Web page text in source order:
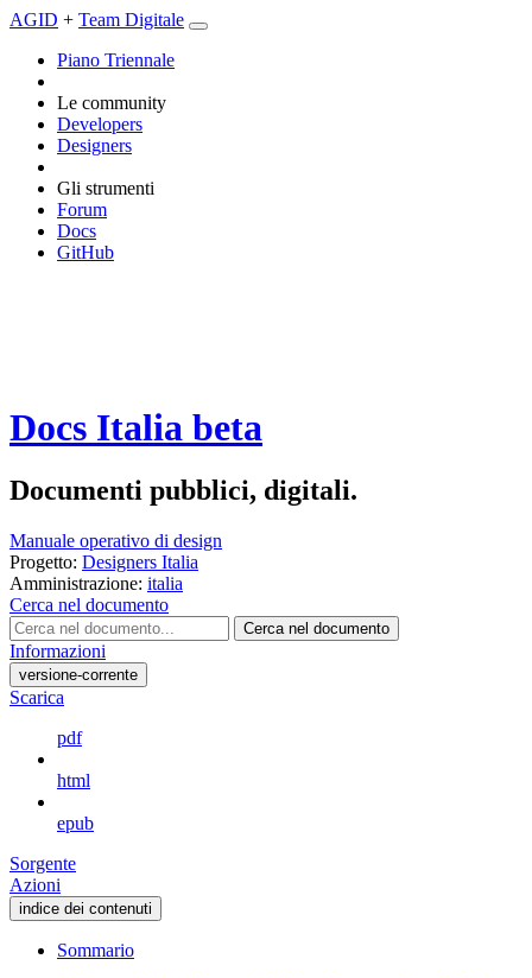
AGID + Team Digitale
Piano Triennale
Le community
Developers
Designers
Gli strumenti
Forum
Docs
GitHub
Docs Italia beta
Documenti pubblici, digitali.
Manuale operativo di design
Progetto: Designers Italia
Amministrazione: italia
Cerca nel documento
Cerca nel documento
Informazioni
versione-corrente
Scarica
pdf
html
epub
Sorgente
Azioni
indice dei contenuti
Sommario